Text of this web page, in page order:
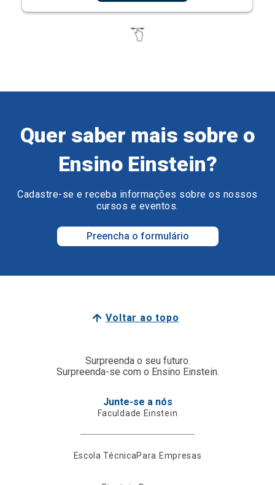
Quer saber mais sobre o
Ensino Einstein?
Cadastre-se e receba informações sobre os nossos
cursos e eventos.
Preencha o formulário
Voltar ao topo
Surpreenda o seu futuro.
Surpreenda-se com o Ensino Einstein.
Junte-se a nós
Faculdade Einstein
Escola TécnicaPara Empresas